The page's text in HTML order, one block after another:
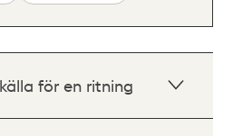
för en ritning